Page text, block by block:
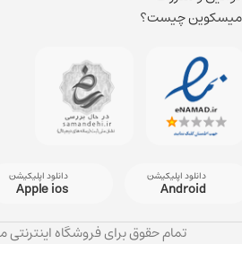
میسکوین چیست؟
دانلود اپلیکیشن
Android
دانلود اپلیکیشن
Apple ios
تمام حقوق برای فروشگاه